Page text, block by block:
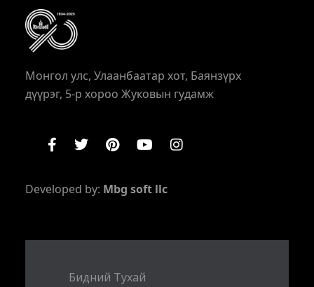
Монгол улс, Улаанбаатар хот, Баянзүрх
дүүрэг, 5-р хороо Жуковын гудамж
Developed by: Mbg soft llc
Бидний Тухай